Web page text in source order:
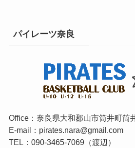
パイレーツ奈良
Office：奈良県大和郡山市筒井町筒
E-mail：pirates.nara@gmail.com
TEL：090-3465-7069（渡辺）